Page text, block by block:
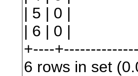
| 5 | 0 |
| 6 | 0 |
+----
6 rows in set (